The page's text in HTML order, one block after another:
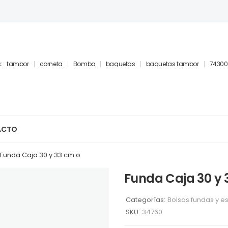
tambor corneta Bombo baquetas baquetas tambor 74300
Funda Caja 30 y 33 cm.ø
Funda Caja 30 y
Categorías: Bolsas fundas y
SKU: 34760